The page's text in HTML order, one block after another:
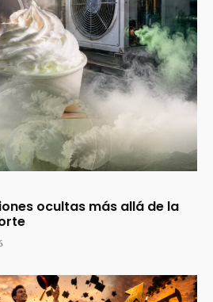
ocultas más allá de la